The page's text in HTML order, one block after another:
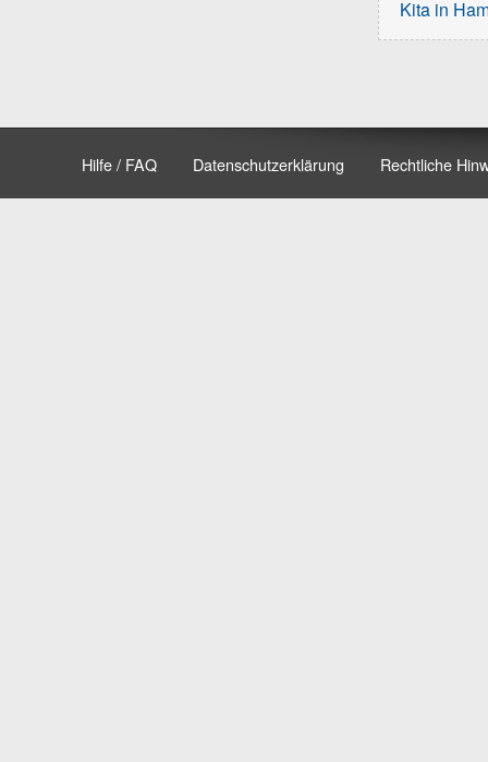
Kita in
Hilfe / FAQ Datenschutzerklärung Rechtliche